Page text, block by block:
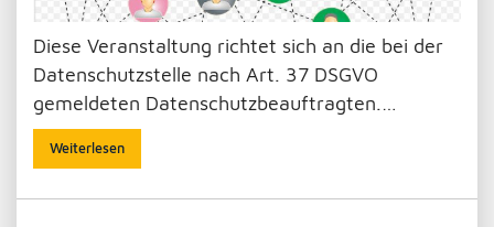
Diese Veranstaltung richtet sich an die bei der
Datenschutzstelle nach Art. 37 DSGVO
gemeldeten Datenschutzbeauftragten.…
Weiterlesen